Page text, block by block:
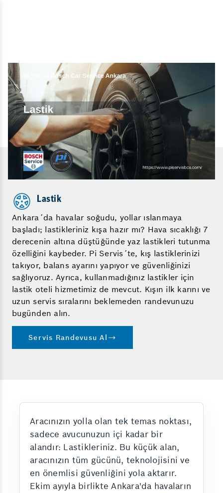
Lastik
Ankara´da havalar soğudu, yollar ıslanmaya
başladı; lastikleriniz kışa hazır mı? Hava sıcaklığı 7
derecenin altına düştüğünde yaz lastikleri tutunma
özelliğini kaybeder. Pi Servis´te, kış lastiklerinizi
takıyor, balans ayarını yapıyor ve güvenliğinizi
sağlıyoruz. Ayrıca, kullanmadığınız lastikler için
lastik oteli hizmetimiz de mevcut. Kışın ilk karını ve
uzun servis sıralarını beklemeden randevunuzu
bugünden alın.
Servis Randevusu Al
Aracınızın yolla olan tek temas noktası,
sadece avucunuzun içi kadar bir
alandır: Lastikleriniz. Bu küçük alan,
aracınızın tüm gücünü, teknolojisini ve
en önemlisi güvenliğini yola aktarır.
Ekim ayıyla birlikte Ankara'da havaların